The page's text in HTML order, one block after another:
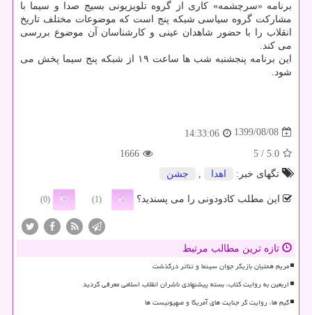
برنامه «سرچشمه» کاری از گروه تلویزیونی بسیج صدا و سیما با
مشارکت گروه سیاسی شبکه پنج است که موضوعات مختلف تاریخ
انقلاب را با حضور شاهدان عینی و کارشناسان آن موضوع بررسی
می کند.
این برنامه پنجشنبه شب ها ساعت ۱۹ از شبکه پنج سیما پخش می
شود.
1399/08/08
14:33:06
5.0
/ 5
1666
تگهای خبر:
اهدا جشن
این مطلب کادودونی را می پسندید؟ (1)
(0)
تازه ترین مطالب مرتبط
مریم همتیان بازیگر جوان سینما و تئاتر درگذشت
اربعین به روایت کتاب، بسته پیشنهادی ناشران انقلاب اسلامی معرفی گردید
گیم ها، روایت گر جنایت های آمریکا و صهیونیست ها